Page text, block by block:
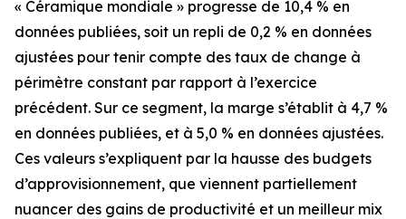
« Céramique mondiale » progresse de 10,4 % en
données publiées, soit un repli de 0,2 % en données
ajustées pour tenir compte des taux de change à
périmètre constant par rapport à l’exercice
précédent. Sur ce segment, la marge s’établit à 4,7 %
en données publiées, et à 5,0 % en données ajustées.
Ces valeurs s’expliquent par la hausse des budgets
d’approvisionnement, que viennent partiellement
nuancer des gains de productivité et un meilleur mix